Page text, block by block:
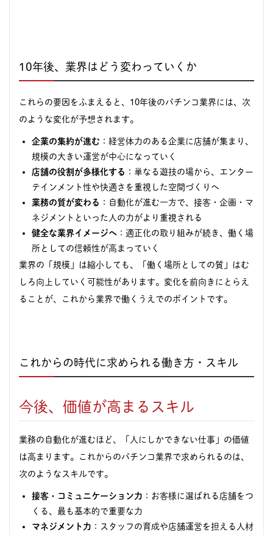
10年後、業界はどう変わっていくか
これらの要因をふまえると、10年後のパチンコ業界には、次
のような変化が予想されます。
企業の集約が進む ：経営体力のある企業に店舗が集まり、
規模の大きい運営が中心になっていく
店舗の役割が多様化する ：単なる遊技の場から、エンター
テインメント性や快適さを重視した空間づくりへ
業務の質が変わる ：自動化が進む一方で、接客・企画・マ
ネジメントといった人の力がより重視される
健全な業界イメージへ ：適正化の取り組みが続き、働く場
所としての信頼性が高まっていく
業界の「規模」は縮小しても、「働く場所としての質」はむ
しろ向上していく可能性があります。変化を前向きにとらえ
ることが、これから業界で働くうえでのポイントです。
これからの時代に求められる働き方・スキル
今後、価値が高まるスキル
業務の自動化が進むほど、「人にしかできない仕事」の価値
は高まります。これからのパチンコ業界で求められるのは、
次のようなスキルです。
接客・コミュニケーション力 ：お客様に選ばれる店舗をつ
くる、最も基本的で重要な力
マネジメント力 ：スタッフの育成や店舗運営を担える人材